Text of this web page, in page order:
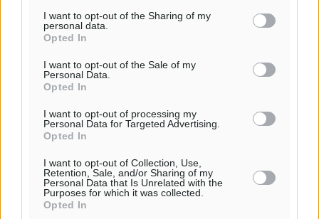
I want to opt-out of the Sharing of my
personal data.
Opted In
I want to opt-out of the Sale of my
Personal Data.
Opted In
I want to opt-out of processing my
Personal Data for Targeted Advertising.
Opted In
I want to opt-out of Collection, Use,
Retention, Sale, and/or Sharing of my
Personal Data that Is Unrelated with the
Purposes for which it was collected.
Opted In
Ροή ειδήσεων
Παρουσίαση βιβλίου του Α. Χατζημιχαήλ – Τιμητική